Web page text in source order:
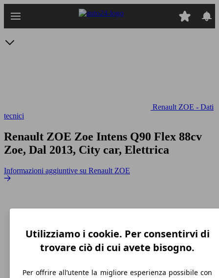
Renault ZOE - Dati
tecnici
Renault ZOE Zoe Intens Q90 Flex 88cv
Zoe, Dal 2013, City car, Elettrica
Informazioni aggiuntive su Renault ZOE
Utilizziamo i cookie. Per consentirvi di
trovare ciò di cui avete bisogno.
Per offrire all’utente la migliore esperienza possibile con